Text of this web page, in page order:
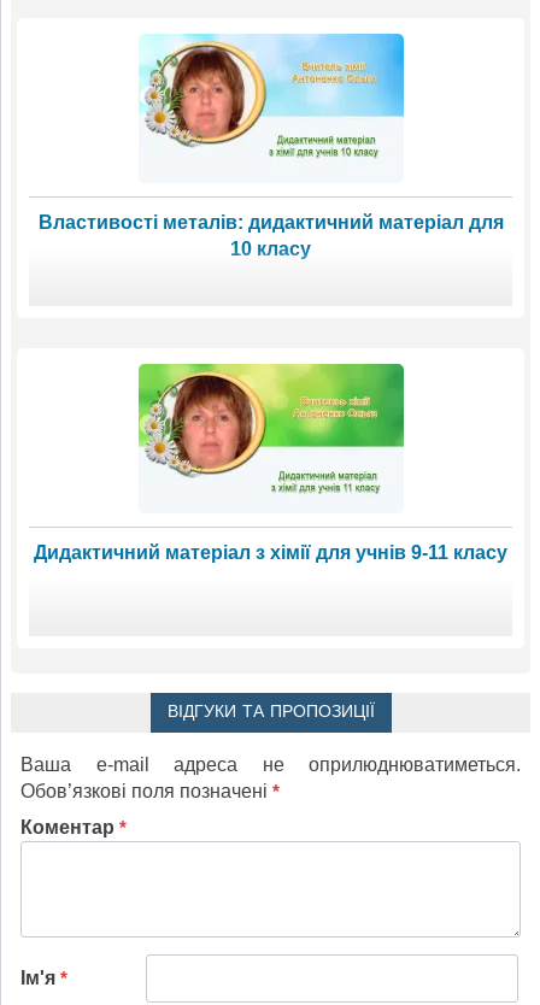
Властивості металів: дидактичний матеріал для
10 класу
Дидактичний матеріал з хімії для учнів 9-11 класу
ВІДГУКИ ТА ПРОПОЗИЦІЇ
Ваша e-mail адреса не оприлюднюватиметься.
Обов’язкові поля позначені *
Коментар *
Ім'я *